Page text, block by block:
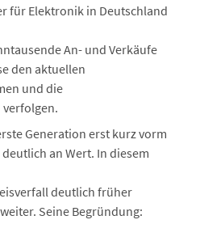
für Elektronik in Deutschland
An- und Verkäufe
den aktuellen
und die
verfolgen.
Generation erst kurz vorm
an Wert. In diesem
deutlich früher
Seine Begründung: